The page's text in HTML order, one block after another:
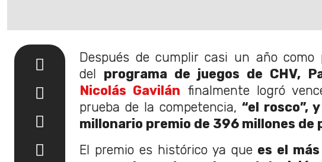
Después de cumplir casi un año como
del programa de juegos de CHV,
Nicolás Gavilán finalmente logró
prueba de la competencia, “el rosco”,
millonario premio de 396 millones de
El premio es histórico ya que es el